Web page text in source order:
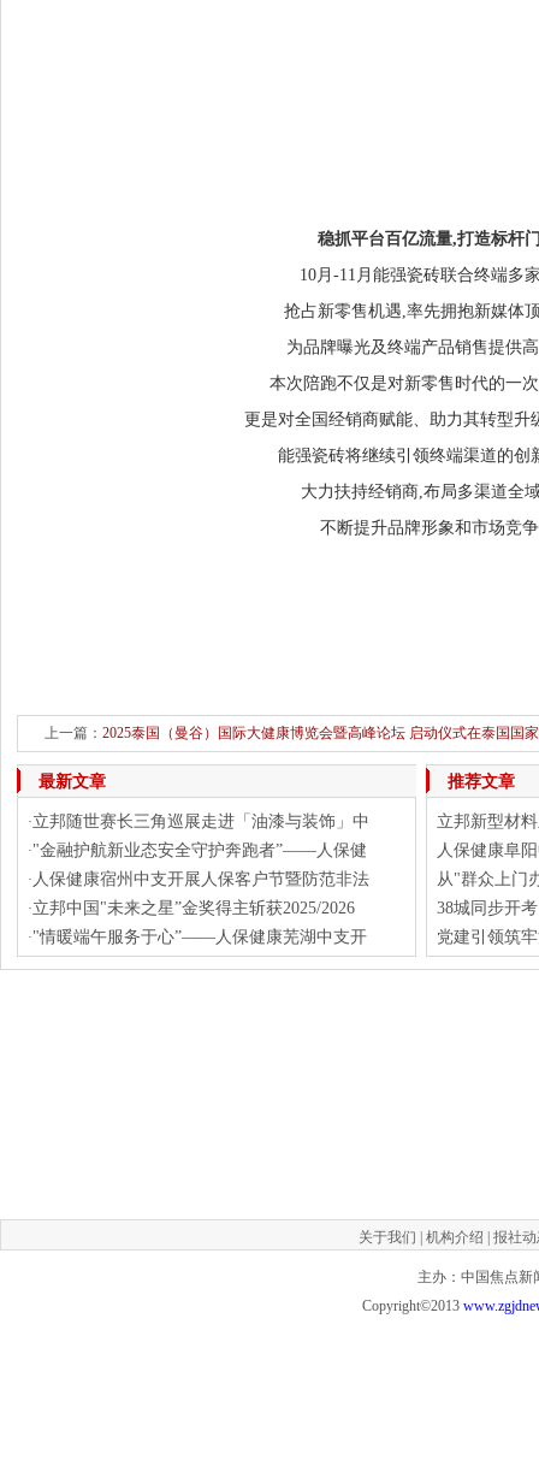
稳抓平台百亿流量,打造标杆
10月-11月能强瓷砖联合终端多
抢占新零售机遇,率先拥抱新媒体
为品牌曝光及终端产品销售提供
本次陪跑不仅是对新零售时代的一
更是对全国经销商赋能、助力其转型升
能强瓷砖将继续引领终端渠道的创
大力扶持经销商,布局多渠道全
不断提升品牌形象和市场竞
上一篇： 2025泰国（曼谷）国际大健康博览会暨高峰论坛 启动仪式在泰国国
下一篇：案例分享 | 替大家试过了!
最新文章
·立邦随世赛长三角巡展走进「油漆与装饰」中
·"金融护航新业态安全守护奔跑者”——人保健
· 人保健康宿州中支开展人保客户节暨防范非法
·立邦中国"未来之星”金奖得主斩获2025/2026
·"情暖端午服务于心”——人保健康芜湖中支开
推荐文章
立邦新型材
人保健康阜
从"群众上门
38城同步开
党建引领筑
关于我们 机构介绍 报社
主办：中国焦点新
Copyright©2013